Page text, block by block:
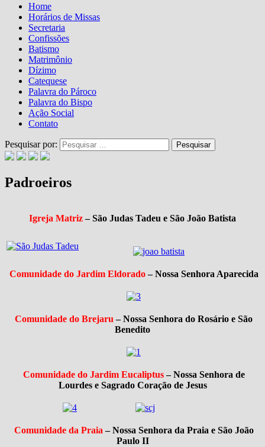
Home
Horários de Missas
Secretaria
Confissões
Batismo
Matrimônio
Dízimo
Catequese
Palavra do Pároco
Palavra do Bispo
Ação Social
Contato
Pesquisar por:
Padroeiros
Igreja Matriz–São Judas Tadeu e São João Batista
Comunidade do Jardim Eldorado– Nossa Senhora Aparecida
Comunidade do Brejaru–Nossa Senhora do Rosário e São
Benedito
Comunidade do Jardim Eucaliptus– Nossa Senhora de
Lourdes e Sagrado Coração de Jesus
Comunidade da Praia– Nossa Senhora da Praia e São João
Paulo II